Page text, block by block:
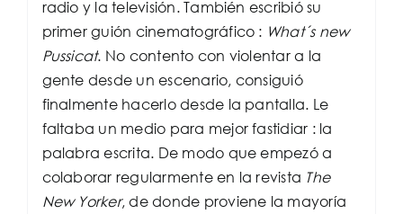
radio y la televisión. También escribió su
primer guión cinematográfico : What´s new
Pussicat. No contento con violentar a la
gente desde un escenario, consiguió
finalmente hacerlo desde la pantalla. Le
faltaba un medio para mejor fastidiar : la
palabra escrita. De modo que empezó a
colaborar regularmente en la revista The
New Yorker, de donde proviene la mayoría